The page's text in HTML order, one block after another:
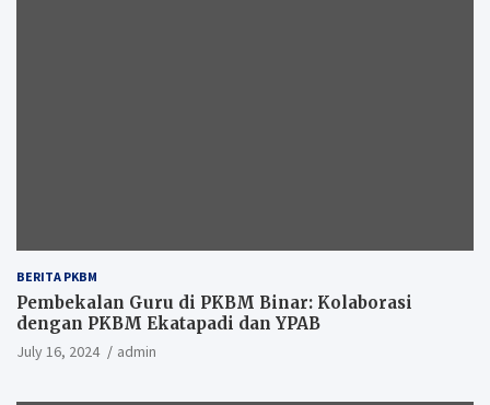
BERITA PKBM
Pembekalan Guru di PKBM Binar: Kolaborasi
dengan PKBM Ekatapadi dan YPAB
July 16, 2024 admin